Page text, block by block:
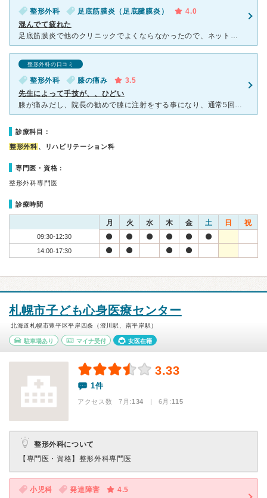
整形外科 足底筋膜炎（足底腱膜炎）
4.0
混んでて疲れた
足底筋膜炎で他のクリニックでよくならなかったので、ネット検索で直ぐ出てきたこちらへ行ってみた。 着いた途端、患者さんでごった返していて混雑が半端なくてビックリ！なんかアウェイ感。 レントゲンを15
整形外科の口コミ
整形外科 膝の痛み
3.5
先生によって手技が、、ひどい
膝が痛みだし、院長の勧めで膝に注射をする事になり、通常5回が適正なサイクルと聞き、1.2回は院長の手技により、注射の痛みはほんの少し、、この痛みなら続けられると、３回目の注射の際、代診の先生の手技が痛
診療科目：
整形外科 、リハビリテーション科
専門医・資格：
整形外科専門医
診療時間
月 火 水 木 金 土 日 祝
09:30-12:30
14:00-17:30
札幌市子ども心身医療センター
北海道札幌市豊平区平岸四条（澄川駅、南平岸駅）
駐車場あり マイナ受付 女医在籍
3.33
1件
アクセス数 7月:134 | 6月:115
整形外科について
【専門医・資格】 整形外科専門医
小児科 発達障害
4.5